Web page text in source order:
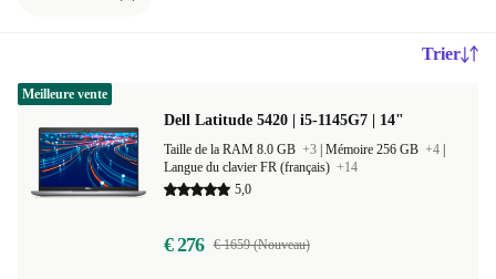
Trier
Dell Latitude 5420 | i5-1145G7 | 14"
Taille de la RAM 8.0 GB +3 Mémoire 256 GB +4
Langue du clavier FR (français) +14
5,0
€ 276 € 1659 (Nouveau)
Meilleure vente